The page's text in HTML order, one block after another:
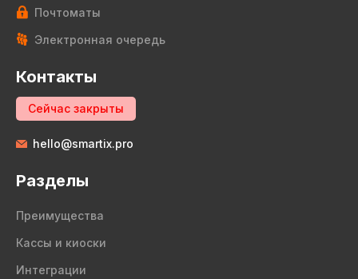
Почтоматы
Электронная очередь
Контакты
Сейчас закрыты
hello@smartix.pro
Разделы
Преимущества
Кассы и киоски
Интеграции